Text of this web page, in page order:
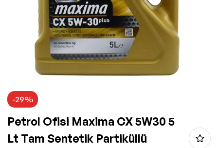
-29%
Petrol Ofisi Maxima CX 5W30 5
Lt Tam Sentetik Partiküllü